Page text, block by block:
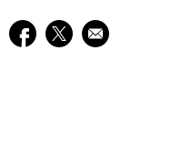
Udostępnij na facebook
Udostępnij na
E-mail do